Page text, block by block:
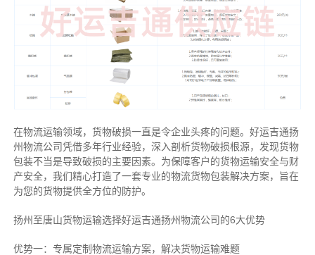
在物流运输领域，货物破损一直是令企业头疼的问题。好运吉通扬
州物流公司凭借多年行业经验，深入剖析货物破损根源，发现货物
包装不当是导致破损的主要因素。为保障客户的货物运输安全与财
产安全，我们精心打造了一套专业的物流货物包装解决方案，旨在
为您的货物提供全方位的防护。
扬州至唐山货物运输选择好运吉通扬州物流公司的6大优势
优势一：专属定制物流运输方案，解决货物运输难题